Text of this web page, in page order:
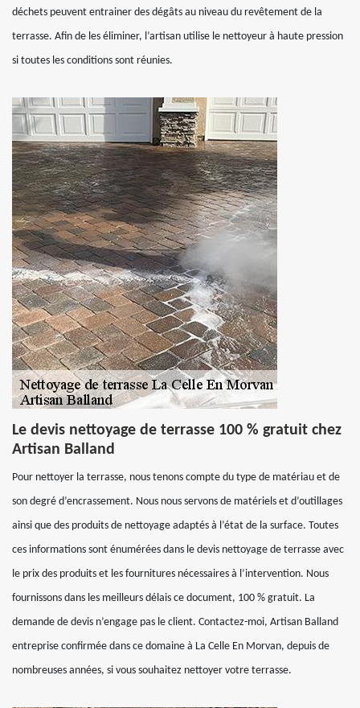
déchets peuvent entrainer des dégâts au niveau du revêtement de la
terrasse. Afin de les éliminer, l’artisan utilise le nettoyeur à haute pression
si toutes les conditions sont réunies.
Le devis nettoyage de terrasse 100 % gratuit chez
Artisan Balland
Pour nettoyer la terrasse, nous tenons compte du type de matériau et de
son degré d’encrassement. Nous nous servons de matériels et d’outillages
ainsi que des produits de nettoyage adaptés à l’état de la surface. Toutes
ces informations sont énumérées dans le devis nettoyage de terrasse avec
le prix des produits et les fournitures nécessaires à l’intervention. Nous
fournissons dans les meilleurs délais ce document, 100 % gratuit. La
demande de devis n’engage pas le client. Contactez-moi, Artisan Balland
entreprise confirmée dans ce domaine à La Celle En Morvan, depuis de
nombreuses années, si vous souhaitez nettoyer votre terrasse.